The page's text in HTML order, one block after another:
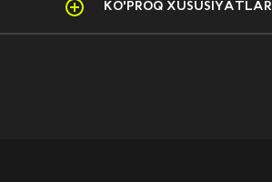
KO'PROQ XUSUSIYATLAR